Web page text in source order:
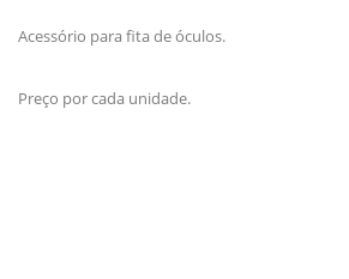
Acessório para fita de óculos.
Preço por cada unidade.